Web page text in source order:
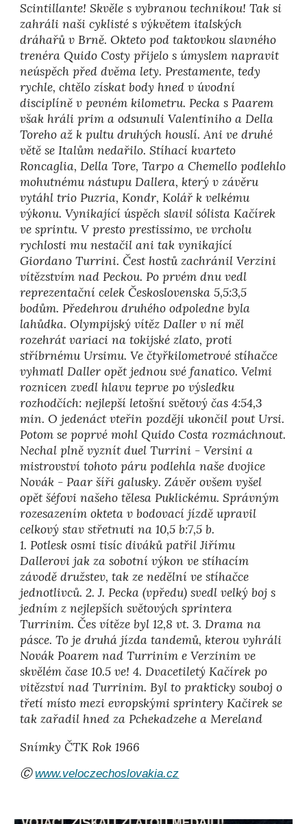
Scintillante! Skvěle s vybranou technikou! Tak si
zahráli naši cyklisté s výkvětem italských
dráhařů v Brně. Okteto pod taktovkou slavného
trenéra Quido Costy přijelo s úmyslem napravit
neúspěch před dvěma lety. Prestamente, tedy
rychle, chtělo získat body hned v úvodní
disciplíně v pevném kilometru. Pecka s Paarem
však hráli prim a odsunuli Valentiniho a Della
Toreho až k pultu druhých houslí. Ani ve druhé
větě se Italům nedařilo. Stíhací kvarteto
Roncaglia, Della Tore, Tarpo a Chemello podlehlo
mohutnému nástupu Dallera, který v závěru
vytáhl trio Puzria, Kondr, Kolář k velkému
výkonu. Vynikající úspěch slavil sólista Kačírek
ve sprintu. V presto prestissimo, ve vrcholu
rychlosti mu nestačil ani tak vynikající
Giordano Turrini. Čest hostů zachránil Verzini
vítězstvím nad Peckou. Po prvém dnu vedl
reprezentační celek Československa 5,5:3,5
bodům. Předehrou druhého odpoledne byla
lahůdka. Olympijský vítěz Daller v ní měl
rozehrát variaci na tokijské zlato, proti
stříbrnému Ursimu. Ve čtyřkilometrové stíhačce
vyhmatl Daller opět jednou své fanatico. Velmi
roznicen zvedl hlavu teprve po výsledku
rozhodčích: nejlepší letošní světový čas 4:54,3
min. O jedenáct vteřin později ukončil pout Ursi.
Potom se poprvé mohl Quido Costa rozmáchnout.
Nechal plně vyznít duel Turrini - Versini a
mistrovství tohoto páru podlehla naše dvojice
Novák - Paar šíři galusky. Závěr ovšem vyšel
opět šéfovi našeho tělesa Puklickému. Správným
rozesazením okteta v bodovací jízdě upravil
celkový stav střetnuti na 10,5 b:7,5 b.
1. Potlesk osmi tisíc diváků patřil Jiřímu
Dallerovi jak za sobotní výkon ve stíhacím
závodě družstev, tak ze nedělní ve stíhačce
jednotlivců. 2. J. Pecka (vpředu) svedl velký boj s
jedním z nejlepších světových sprintera
Turrinim. Čes vítěze byl 12,8 vt. 3. Drama na
pásce. To je druhá jízda tandemů, kterou vyhráli
Novák Poarem nad Turrinim e Verzinim ve
skvělém čase 10.5 ve! 4. Dvacetiletý Kačírek po
vitězství nad Turrinim. Byl to prakticky souboj o
třetí místo mezi evropskými sprintery Kačirek se
tak zařadil hned za Pchekadzehe a Mereland
Snímky ČTK Rok1966
Ⓒ www.veloczechoslovakia.cz